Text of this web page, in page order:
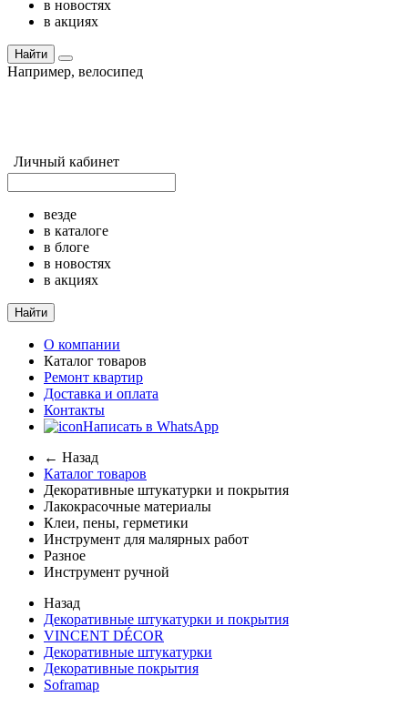
в новостях
в акциях
Найти
Например, велосипед
Личный кабинет
везде
в каталоге
в блоге
в новостях
в акциях
Найти
О компании
Каталог товаров
Ремонт квартир
Доставка и оплата
Контакты
Написать в WhatsApp
← Назад
Каталог товаров
Декоративные штукатурки и покрытия
Лакокрасочные материалы
Клеи, пены, герметики
Инструмент для малярных работ
Разное
Инструмент ручной
Назад
Декоративные штукатурки и покрытия
VINCENT DÉCOR
Декоративные штукатурки
Декоративные покрытия
Soframap